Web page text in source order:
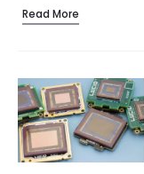
Read More